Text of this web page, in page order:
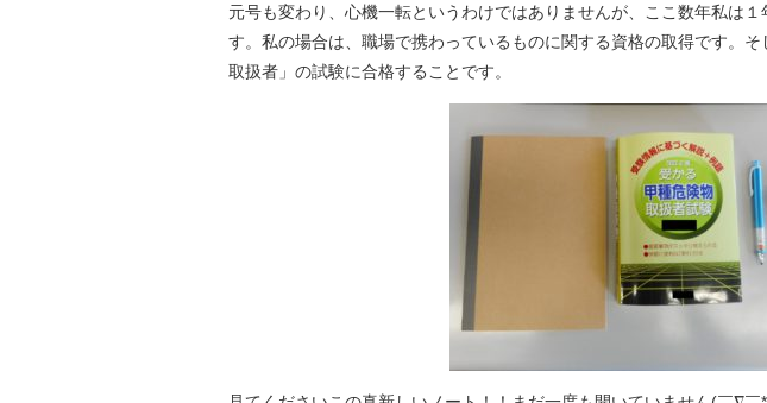
元号も変わり、心機一転というわけではありませんが、ここ数年私は
す。私の場合は、職場で携わっているものに関する資格の取得です。
取扱者」の試験に合格することです。